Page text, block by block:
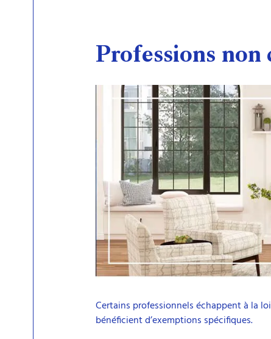
Professions
Certains professionnels échappent à la
bénéficient d’exemptions spécifiques.